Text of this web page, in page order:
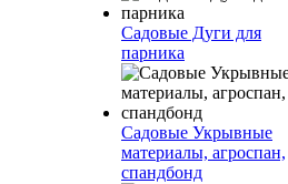
Садовые Дуги для
парника
Садовые Укрывные
материалы, агроспан,
спандбонд